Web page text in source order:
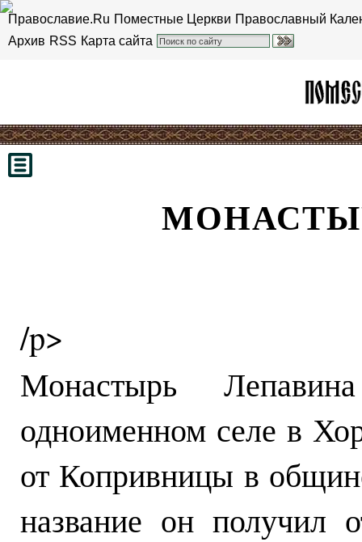
Православие.Ru Поместные Церкви Православный
Архив RSS Карта сайта
/p>
Монастырь
одноименном селе в
от Копривницы в
название он получил